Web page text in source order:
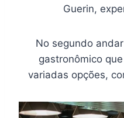
Guerin,
No segundo
gastronômico
variadas opções,